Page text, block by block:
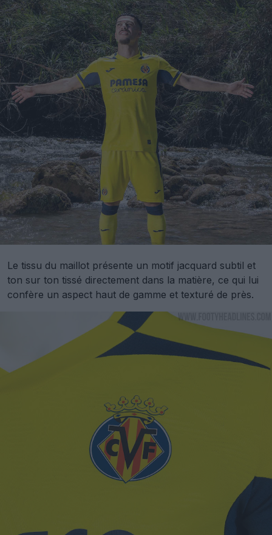
Le tissu du maillot présente un motif jacquard subtil et
ton sur ton tissé directement dans la matière, ce qui lui
confère un aspect haut de gamme et texturé de près.